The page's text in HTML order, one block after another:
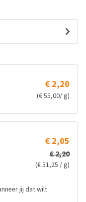
€ 2,20
(€ 55,00/ g)
€ 2,05
€ 2,20
(€ 51,25 / g)
jij dat wilt